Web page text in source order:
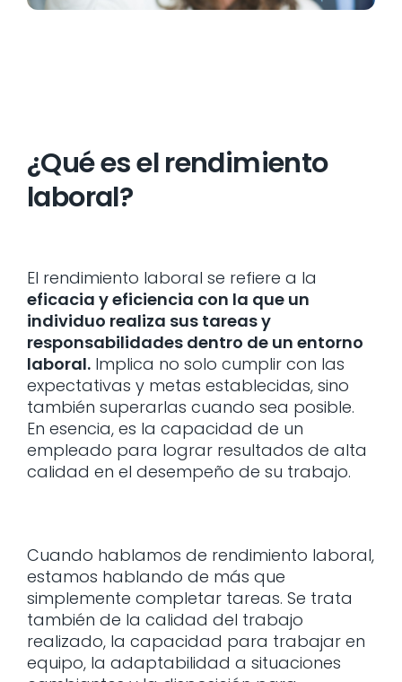
¿Qué es el rendimiento
laboral?
El rendimiento laboral se refiere a la
eficacia y eficiencia con la que un
individuo realiza sus tareas y
responsabilidades dentro de un entorno
laboral. Implica no solo cumplir con las
expectativas y metas establecidas, sino
también superarlas cuando sea posible.
En esencia, es la capacidad de un
empleado para lograr resultados de alta
calidad en el desempeño de su trabajo.
Cuando hablamos de rendimiento laboral,
estamos hablando de más que
simplemente completar tareas. Se trata
también de la calidad del trabajo
realizado, la capacidad para trabajar en
equipo, la adaptabilidad a situaciones